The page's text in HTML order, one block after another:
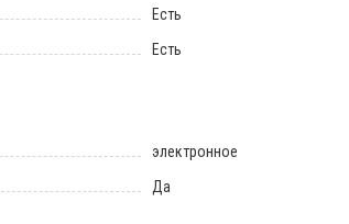
Есть
Есть
электронное
Да